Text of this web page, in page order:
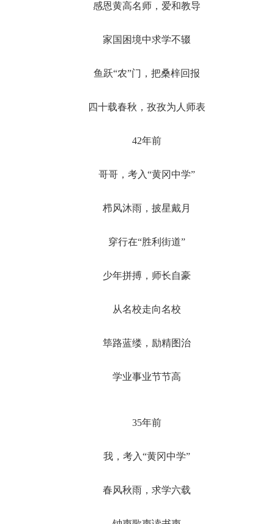
感恩黄高名师，爱和教导
家国困境中求学不辍
鱼跃“农”门，把桑梓回报
四十载春秋，孜孜为人师表
42年前
哥哥，考入“黄冈中学”
栉风沐雨，披星戴月
穿行在“胜利街道”
少年拼搏，师长自豪
从名校走向名校
筚路蓝缕，励精图治
学业事业节节高
35年前
我，考入“黄冈中学”
春风秋雨，求学六载